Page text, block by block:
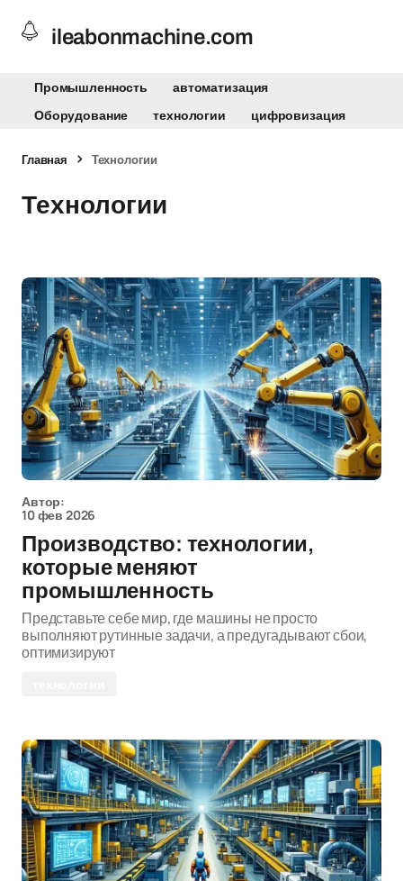
ileabonmachine.com
Промышленность
автоматизация
Оборудование
технологии цифровизация
Главная Технологии
Технологии
Автор:
10 фев 2026
Производство: технологии,
которые меняют
промышленность
Представьте себе мир, где машины не просто
выполняют рутинные задачи, а предугадывают сбои,
оптимизируют